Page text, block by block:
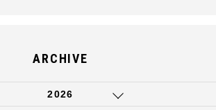
ARCHIVE
2026